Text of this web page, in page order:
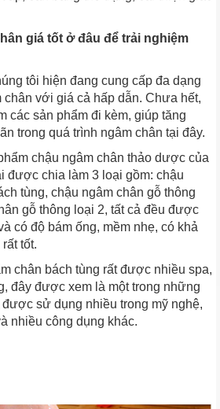
giá tốt ở đâu để trải nghiệm
tôi hiện đang cung cấp đa dạng
chân với giá cả hấp dẫn. Chưa hết,
các sản phẩm đi kèm, giúp tăng
trong quá trình ngâm chân tại đây.
chậu ngâm chân thảo dược của
được chia làm 3 loại gồm: chậu
tùng, chậu ngâm chân gỗ thông
gỗ thông loại 2, tất cả đều được
có độ bám ống, mềm nhẹ, có khả
tốt.
chân bách tùng rất được nhiều spa,
đây được xem là một trong những
được sử dụng nhiều trong mỹ nghệ,
nhiều công dụng khác.